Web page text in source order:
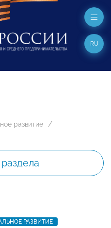
RU
развитие
РАЗВИТИЕ